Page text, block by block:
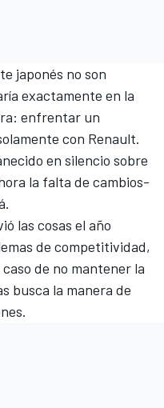
japonés no son
exactamente en la
enfrentar un
con Renault.
en silencio sobre
la falta de cambios-
las cosas el año
de competitividad,
de no mantener la
busca la manera de